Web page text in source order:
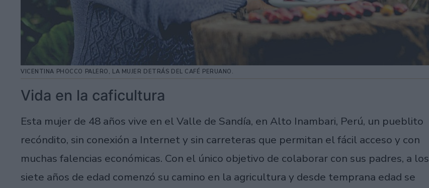
VICENTINA PHOCCO PALERO, LA MUJER DETRÁS DEL CAFÉ PERUANO.
Vida en la caficultura
Esta mujer de 48 años vive en el Valle de Sandía, en Alto Inambari, Perú, un pueblito
recóndito, sin conexión a Internet y sin carreteras que permitan el fácil acceso y con
muchas falencias económicas. Con el único objetivo de colaborar con sus padres, a los
siete años de edad comenzó su camino en la agricultura y desde temprana edad se